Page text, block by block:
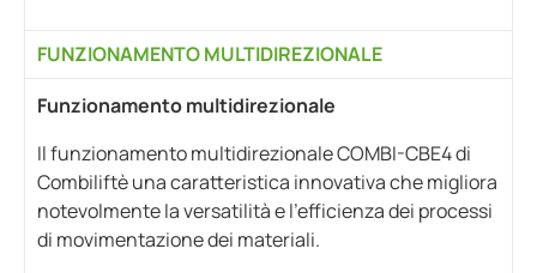
FUNZIONAMENTO MULTIDIREZIONALE
Funzionamento multidirezionale
Il funzionamento multidirezionale COMBI-CBE4 di
Combiliftè una caratteristica innovativa che migliora
notevolmente la versatilità e l'efficienza dei processi
di movimentazione dei materiali.